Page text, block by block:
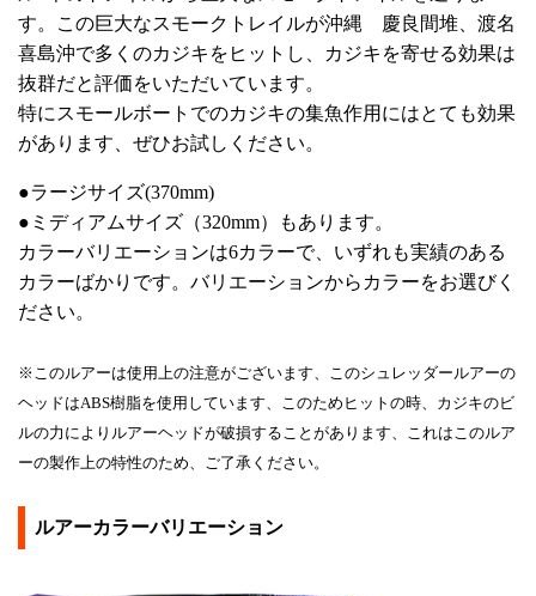
す。この巨大なスモークトレイルが沖縄 慶良間堆、渡名
喜島沖で多くのカジキをヒットし、カジキを寄せる効果は
抜群だと評価をいただいています。
特にスモールボートでのカジキの集魚作用にはとても効果
があります、ぜひお試しください。
●ラージサイズ(370mm)
●ミディアムサイズ（320mm）もあります。
カラーバリエーションは6カラーで、いずれも実績のある
カラーばかりです。バリエーションからカラーをお選びく
ださい。
※このルアーは使用上の注意がございます、このシュレッダールアーの
ヘッドはABS樹脂を使用しています、このためヒットの時、カジキのビ
ルの力によりルアーヘッドが破損することがあります、これはこのルア
ーの製作上の特性のため、ご了承ください。
ルアーカラーバリエーション